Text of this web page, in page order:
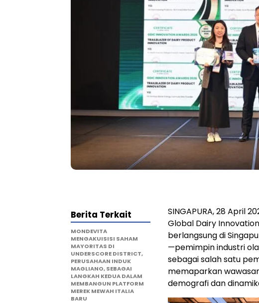
SINGAPURA, 28 April
Global Dairy
berlangsung di
—pemimpin industri
sebagai salah satu
memaparkan
demografi dan
Berita Terkait
MONDEVITA
MENGAKUISISI SAHAM
MAYORITAS DI
UNDERSCORE DISTRICT,
PERUSAHAAN INDUK
MAGLIANO, SEBAGAI
LANGKAH KEDUA DALAM
MEMBANGUN PLATFORM
MEREK MEWAH ITALIA
BARU